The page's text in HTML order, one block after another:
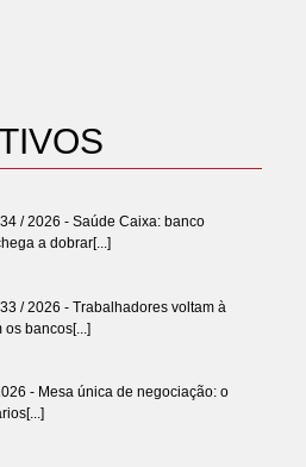
/ 2026 - Saúde Caixa: banco
a dobrar[...]
/ 2026 - Trabalhadores voltam à
os bancos[...]
- Mesa única de negociação: o